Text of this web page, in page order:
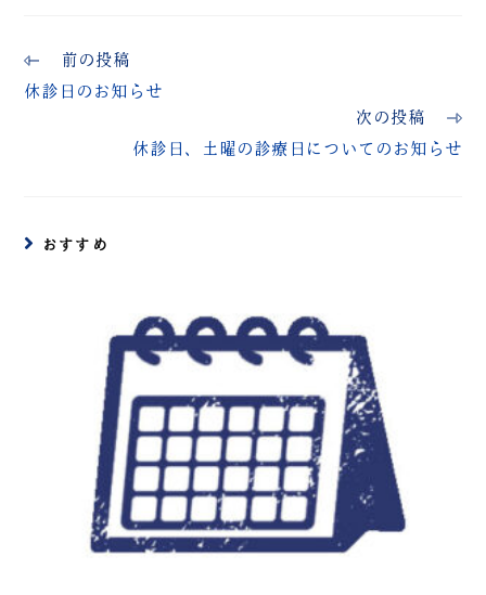
前の投稿
休診日のお知らせ
次の投稿
休診日、土曜の診療日についてのお知らせ
おすすめ